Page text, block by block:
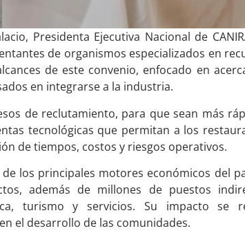
Presidenta Ejecutiva Nacional de
de organismos especializados en
de este convenio, enfocado en
en integrarse a la industria.
de reclutamiento, para que sean más
tecnológicas que permitan a los
de tiempos, costos y riesgos operativos.
los principales motores económicos del
además de millones de puestos
turismo y servicios. Su impacto se
el desarrollo de las comunidades.